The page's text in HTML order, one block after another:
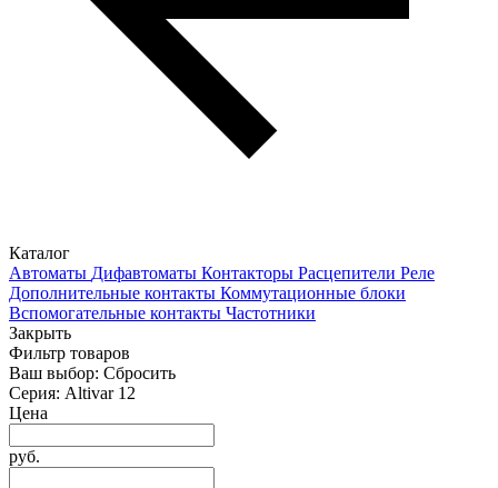
Каталог
Автоматы Дифавтоматы Контакторы Расцепители Реле
Дополнительные контакты Коммутационные блоки
Вспомогательные контакты Частотники
Закрыть
Фильтр товаров
Ваш выбор: Сбросить
Серия: Altivar 12
Цена
руб.